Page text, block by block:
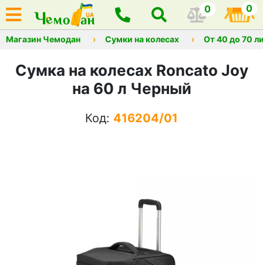
0 0
Магазин Чемодан Сумки на колесах От 40 до 70
Сумка на колесах Roncato Joy
на 60 л Черный
Код: 416204/01